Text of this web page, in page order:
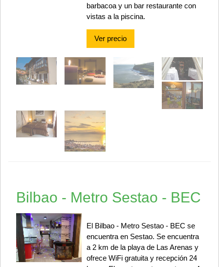
barbacoa y un bar restaurante con
vistas a la piscina.
Ver precio
Bilbao - Metro Sestao - BEC
El Bilbao - Metro Sestao - BEC se
encuentra en Sestao. Se encuentra
a 2 km de la playa de Las Arenas y
ofrece WiFi gratuita y recepción 24